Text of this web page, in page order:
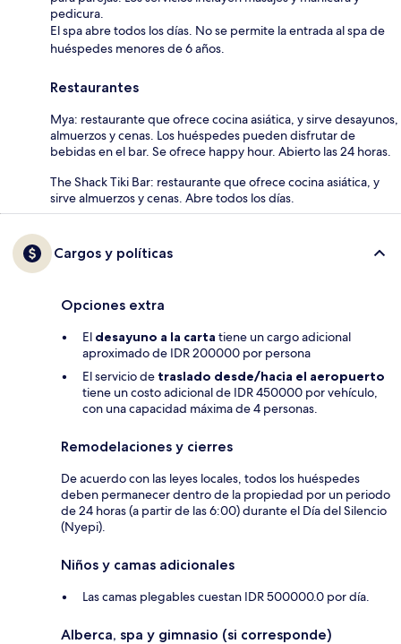
pedicura.
El spa abre todos los días. No se permite la entrada al spa de
huéspedes menores de 6 años.
Restaurantes
Mya: restaurante que ofrece cocina asiática, y sirve desayunos,
almuerzos y cenas. Los huéspedes pueden disfrutar de
bebidas en el bar. Se ofrece happy hour. Abierto las 24 horas.
The Shack Tiki Bar: restaurante que ofrece cocina asiática, y
sirve almuerzos y cenas. Abre todos los días.
Cargos y políticas
Opciones extra
El desayuno a la carta tiene un cargo adicional
aproximado de IDR 200000 por persona
El servicio de traslado desde/hacia el aeropuerto
tiene un costo adicional de IDR 450000 por vehículo,
con una capacidad máxima de 4 personas.
Remodelaciones y cierres
De acuerdo con las leyes locales, todos los huéspedes
deben permanecer dentro de la propiedad por un periodo
de 24 horas (a partir de las 6:00) durante el Día del Silencio
(Nyepi).
Niños y camas adicionales
Las camas plegables cuestan IDR 500000.0 por día.
Alberca, spa y gimnasio (si corresponde)